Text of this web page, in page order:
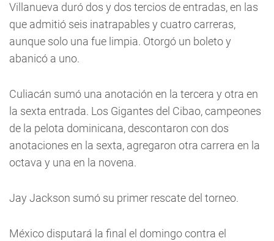
Villanueva duró dos y dos tercios de entradas, en las
que admitió seis inatrapables y cuatro carreras,
aunque solo una fue limpia. Otorgó un boleto y
abanicó a uno.
Culiacán sumó una anotación en la tercera y otra en
la sexta entrada. Los Gigantes del Cibao, campeones
de la pelota dominicana, descontaron con dos
anotaciones en la sexta, agregaron otra carrera en la
octava y una en la novena.
Jay Jackson sumó su primer rescate del torneo.
México disputará la final el domingo contra el